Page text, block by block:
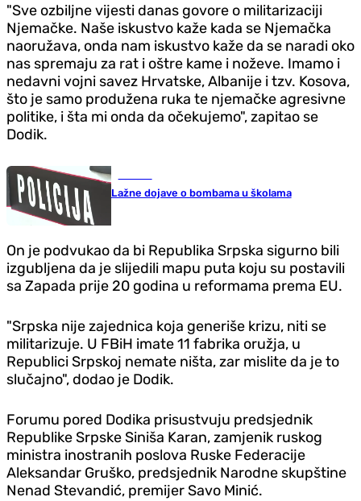
"Sve ozbiljne vijesti danas govore o militarizaciji
Njemačke. Naše iskustvo kaže kada se Njemačka
naoružava, onda nam iskustvo kaže da se naradi oko
nas spremaju za rat i oštre kame i noževe. Imamo i
nedavni vojni savez Hrvatske, Albanije i tzv. Kosova,
što je samo produžena ruka te njemačke agresivne
politike, i šta mi onda da očekujemo", zapitao se
Dodik.
Lažne dojave o bombama u školama
On je podvukao da bi Republika Srpska sigurno bili
izgubljena da je slijedili mapu puta koju su postavili
sa Zapada prije 20 godina u reformama prema EU.
"Srpska nije zajednica koja generiše krizu, niti se
militarizuje. U FBiH imate 11 fabrika oružja, u
Republici Srpskoj nemate ništa, zar mislite da je to
slučajno", dodao je Dodik.
Forumu pored Dodika prisustvuju predsjednik
Republike Srpske Siniša Karan, zamjenik ruskog
ministra inostranih poslova Ruske Federacije
Aleksandar Gruško, predsjednik Narodne skupštine
Nenad Stevandić, premijer Savo Minić.